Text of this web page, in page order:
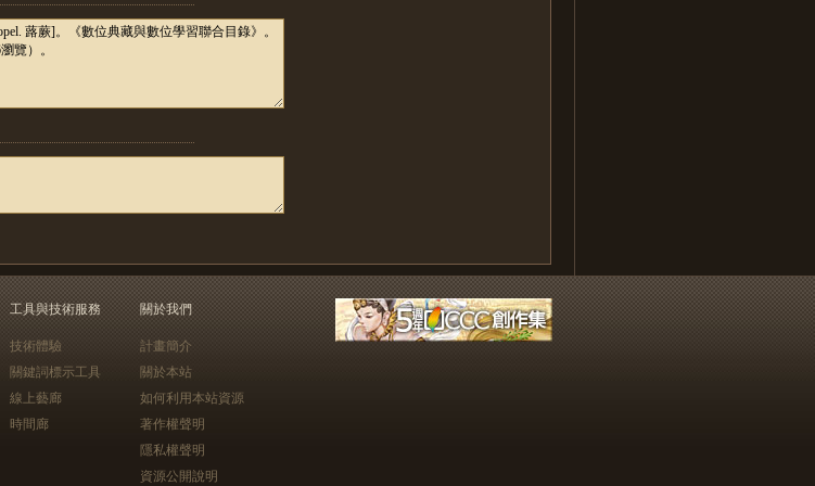
工具與技術服務
技術體驗
關鍵詞標示工具
線上藝廊
時間廊
關於我們
計畫簡介
關於本站
如何利用本站資源
著作權聲明
隱私權聲明
資源公開說明